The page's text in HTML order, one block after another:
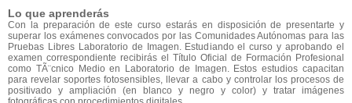
Lo que aprenderás
Con la preparación de este curso estarás en disposición de presentarte y
superar los exámenes convocados por las Comunidades Autónomas para las
Pruebas Libres Laboratorio de Imagen. Estudiando el curso y aprobando el
examen correspondiente recibirás el Título Oficial de Formación Profesional
como TÃ¨cnico Medio en Laboratorio de Imagen. Estos estudios capacitan
para revelar soportes fotosensibles, llevar a cabo y controlar los procesos de
positivado y ampliación (en blanco y negro y color) y tratar imágenes